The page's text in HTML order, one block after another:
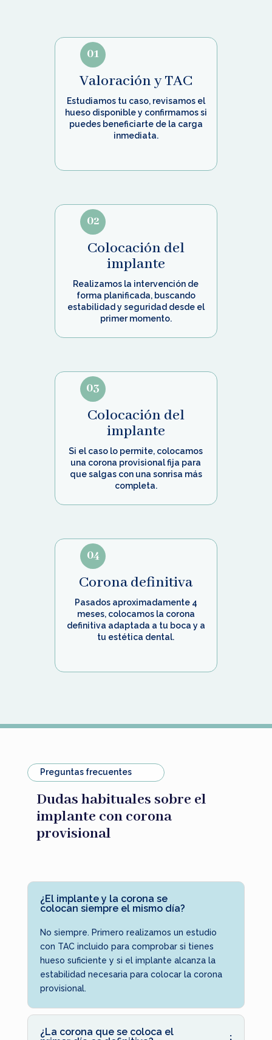
01
Valoración y TAC
Estudiamos tu caso, revisamos el
hueso disponible y confirmamos si
puedes beneficiarte de la carga
inmediata.
02
Colocación del
implante
Realizamos la intervención de
forma planificada, buscando
estabilidad y seguridad desde el
primer momento.
03
Colocación del
implante
Si el caso lo permite, colocamos
una corona provisional fija para
que salgas con una sonrisa más
completa.
04
Corona definitiva
Pasados aproximadamente 4
meses, colocamos la corona
definitiva adaptada a tu boca y a
tu estética dental.
Preguntas frecuentes
Dudas habituales sobre el
implante con corona
provisional
¿El implante y la corona se
colocan siempre el mismo día?
No siempre. Primero realizamos un estudio
con TAC incluido para comprobar si tienes
hueso suficiente y si el implante alcanza la
estabilidad necesaria para colocar la corona
provisional.
¿La corona que se coloca el